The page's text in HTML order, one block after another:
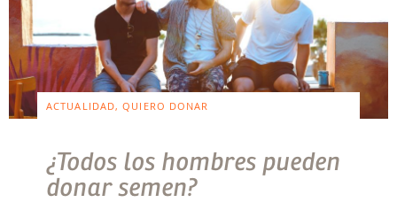
ACTUALIDAD, QUIERO DONAR
¿Todos los hombres pueden
donar semen?